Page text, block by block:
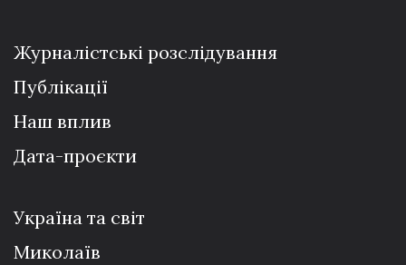
Журналістські розслідування
Публікації
Наш вплив
Дата-проєкти
Україна та світ
Миколаїв